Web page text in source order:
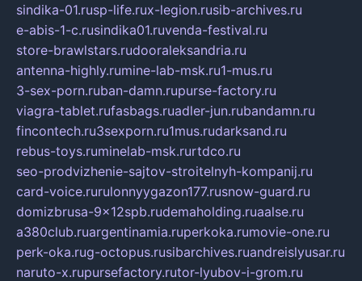
sindika-01.rusp-life.rux-legion.rusib-archives.ru
e-abis-1-c.rusindika01.ruvenda-festival.ru
store-brawlstars.rudooraleksandria.ru
antenna-highly.rumine-lab-msk.ru1-mus.ru
3-sex-porn.ruban-damn.rupurse-factory.ru
viagra-tablet.rufasbags.ruadler-jun.rubandamn.ru
fincontech.ru3sexporn.ru1mus.rudarksand.ru
rebus-toys.ruminelab-msk.rurtdco.ru
seo-prodvizhenie-sajtov-stroitelnyh-kompanij.ru
card-voice.rurulonnyygazon177.rusnow-guard.ru
domizbrusa-9x12spb.rudemaholding.ruaalse.ru
a380club.ruargentinamia.ruperkoka.rumovie-one.ru
perk-oka.rug-octopus.rusibarchives.ruandreislyusar.ru
naruto-x.rupursefactory.rutor-lyubov-i-grom.ru